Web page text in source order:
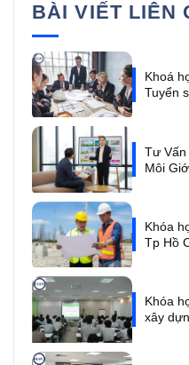
BÀI VIẾT LIÊN
Khoá
Tuyển
Tư Vấn
Môi
Khóa
Tp Hồ
Khóa
xây